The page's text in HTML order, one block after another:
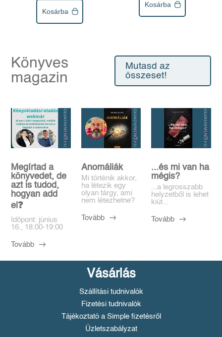
Kosárba
Kosárba
Könyves
magazin
Mutasd az
összeset!
Megírtad a
könyvedet, de
azt is tudod,
hogyan add
el❓️
Időpont: június
16., 18:00-19:00
Tovább
Anomáliák
Mi történik akkor,
ha létezik egy
olyan tárgy, ami
nem létezhetne?
Tovább
...és mi van ha
mégis?
...a legrosszabb
helyzetből is lehet
kiút...
Tovább
Vásárlás
Szállítási tudnivalók
Fizetési tudnivalók
Tájékoztató a Simple fizetésről
Üzletszabályzat